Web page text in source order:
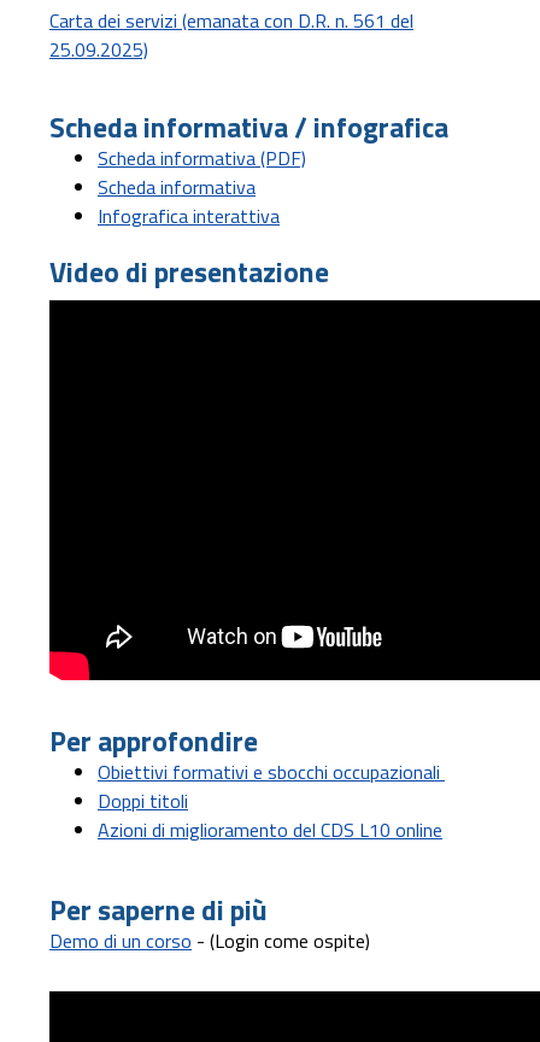
Carta dei servizi (emanata con D.R. n. 561 del
25.09.2025)
Scheda informativa / infografica
Scheda informativa (PDF)
Scheda informativa
Infografica interattiva
Video di presentazione
Per approfondire
Obiettivi formativi e sbocchi occupazionali
Doppi titoli
Azioni di miglioramento del CDS L10 online
Per saperne di più
Demo di un corso - (Login come ospite)